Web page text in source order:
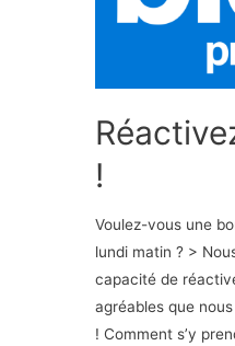
!
Voulez-vous une
lundi matin ? >
capacité de
agréables que
! Comment s’y